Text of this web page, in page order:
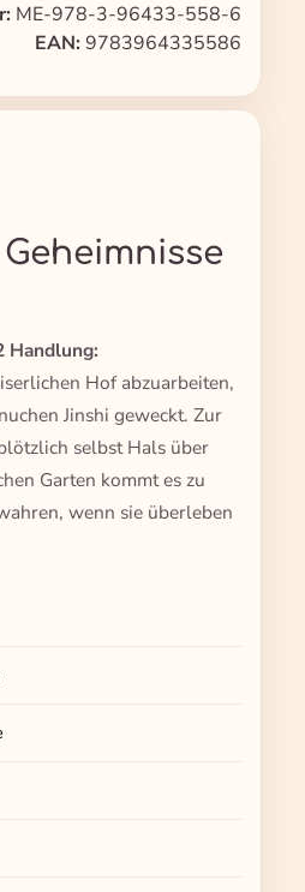
ME-978-3-96433-558-6
EAN: 9783964335586
Handlung:
Hof abzuarbeiten,
Jinshi geweckt. Zur
selbst Hals über
Garten kommt es zu
wenn sie überleben